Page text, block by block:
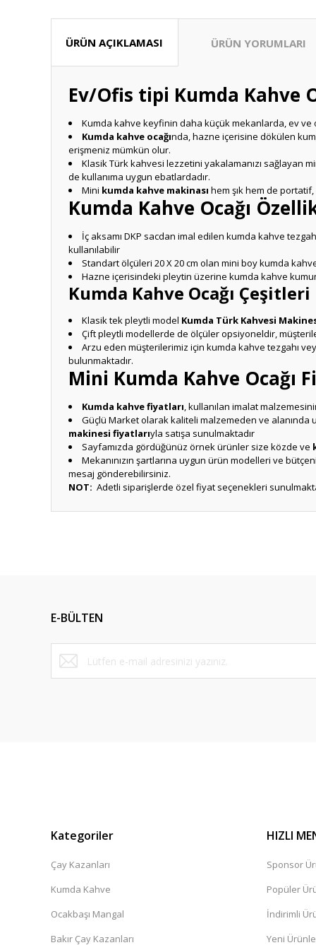
ÜRÜN AÇIKLAMASI ÜRÜN YORUMLARI
Ev/Ofis tipi Kumda Kahve
Kumda kahve keyfinin daha küçük mekanlarda, ev ve
Kumda kahve ocağında, hazne içerisine dökülen
erişmeniz mümkün olur.
Klasik Türk kahvesi lezzetini yakalamanızı sağlayan
de kullanıma uygun ebatlardadır.
Mini kumda kahve makinası hem şık hem de
Kumda Kahve Ocağı
İç aksamı DKP sacdan imal edilen kumda kahve
kullanılabilir
Standart ölçüleri 20 X 20 cm olan mini boy kumda
Hazne içerisindeki pleytin üzerine kumda kahve
Kumda Kahve Ocağı Çeşitleri
Klasik tek pleytli model Kumda Türk Kahvesi
Çift pleytli modellerde de ölçüler opsiyoneldir,
Arzu eden müşterilerimiz için kumda kahve tezgahı
bulunmaktadır.
Mini Kumda Kahve Ocağı
Kumda kahve fiyatları, kullanılan imalat
Güçlü Market olarak kaliteli malzemeden ve
makinesi fiyatlarıyla satışa sunulmaktadır
Sayfamızda gördüğünüz örnek ürünler size közde ve
Mekanınızın şartlarına uygun ürün modelleri ve
mesaj gönderebilirsiniz.
NOT: Adetli siparişlerde özel fiyat seçenekleri
Ürün bilgilerinde hatalar bulunuyor.
Ürün fiyatı diğer sitelerden daha pahalı.
Bu ürüne benzer farklı alternatifler olmalı.
E-BÜLTEN
Kategoriler
Çay Kazanları
Kumda Kahve
Ocakbaşı Mangal
Bakır Çay Kazanları
HIZLI
Sponsor
Popüler
İndirimli
Yeni